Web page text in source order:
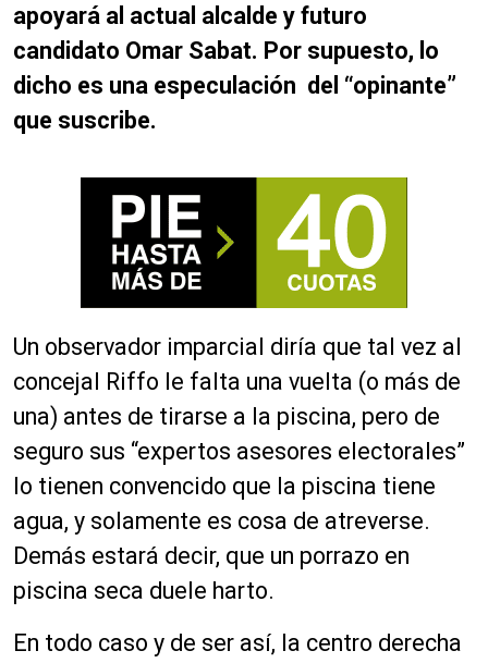
apoyará al actual alcalde y futuro
candidato Omar Sabat. Por supuesto, lo
dicho es una especulación del “opinante”
que suscribe.
Un observador imparcial diría que tal vez al
concejal Riffo le falta una vuelta (o más de
una) antes de tirarse a la piscina, pero de
seguro sus “expertos asesores electorales”
lo tienen convencido que la piscina tiene
agua, y solamente es cosa de atreverse.
Demás estará decir, que un porrazo en
piscina seca duele harto.
En todo caso y de ser así, la centro derecha